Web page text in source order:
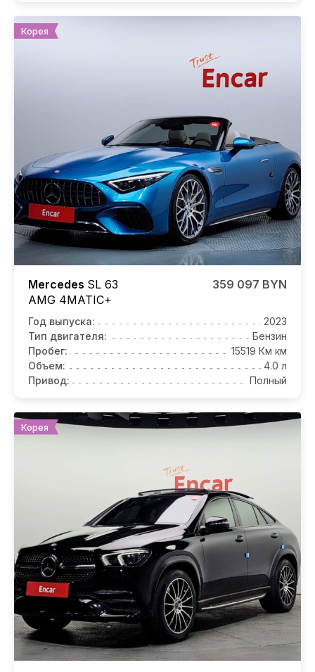
Корея
Mercedes SL 63
AMG 4MATIC+
359 097 BYN
Год выпуска:
2023
Тип двигателя:
Бензин
Пробег:
15519 Км км
Объем:
4.0 л
Привод:
Полный
Корея